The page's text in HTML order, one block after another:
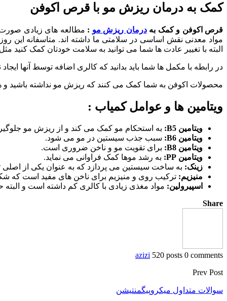
کمک به درمان ریزش مو با قرص اکوفن
قرص اکوفن و کمک بهدرمان ریزش مو : مطالعه های زیادی صورت
مواد معدنی نقش اساسی در سلامتی ما داشته اند. متاسفانه این
البته با تغییر عادت ها شما می توانید به سلامت خودتان کمک کنید
در رابطه با مکمل ها شما باید بدانید که کالری اضافه توسط آنها
محصولات اکوفن به شما کمک می کنند که ریزش مو نداشته باشید
ویتامین ها و عوامل کمیاب :
ویتامین B5:
به استحکام مو کمک می کند و از ریزش مو
ویتامین B6:
سبب جذب سیستین در مو می شود.
ویتامین B8:
برای تقویت مو و ناخن ضروری است.
ویتامین PP:
به رشد موها کمک فراوانی می نماید.
زینک: به ساخت سیستین می پردازد که به عنوان یکی از
منیزیم: ترکیب روی و منیزیم برای ناخن های مفید است که
اسپیرولین: مواد مغذی زیادی با کالری کم داشته است و
Share
azizi 520 posts 0 comments
Prev Post
سوالات متداول میکروپیگمنتیشن